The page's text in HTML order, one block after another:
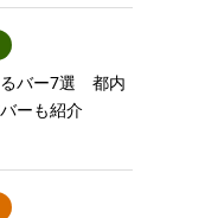
バー7選 都内
ーも紹介